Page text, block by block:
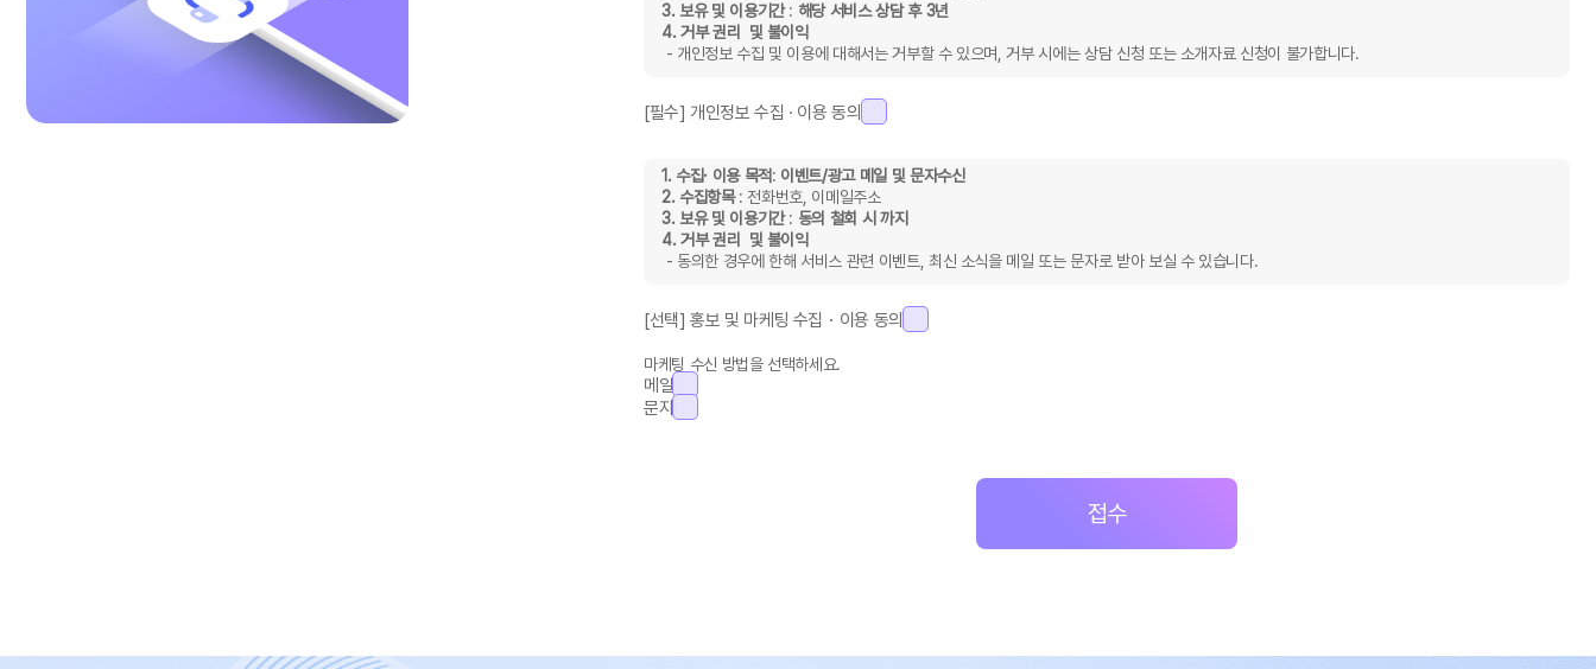
3. 보유 및 이용기간: 해당 서비스 상담 후 3년
4. 거부 권리 및 불이익
- 개인정보 수집 및 이용에 대해서는 거부할 수 있으며, 거부 시에는 상담 신청 또는 소개자료 신청이 불가합니다.
[필수] 개인정보 수집 · 이용 동의
1. 수집· 이용 목적: 이벤트/광고 메일 및 문자수신
2. 수집항목: 전화번호, 이메일주소
3. 보유 및 이용기간: 동의 철회 시 까지
4. 거부 권리 및 불이익
- 동의한 경우에 한해 서비스 관련 이벤트, 최신 소식을 메일 또는 문자로 받아 보실 수 있습니다.
[선택] 홍보 및 마케팅 수집・이용 동의
마케팅 수신 방법을 선택하세요.
메일
문자